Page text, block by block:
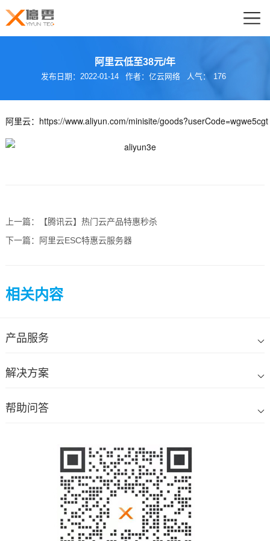
阿里云低至38元/年
发布日期：2022-01-14 作者：亿云网络 人气： 176
阿里云： https://www.aliyun.com/minisite/goods?userCode=wgwe5cgt
上一篇：
【腾讯云】热门云产品特惠秒杀
下一篇： 阿里云ESC特惠云服务器
相关内容
产品服务
解决方案
帮助问答